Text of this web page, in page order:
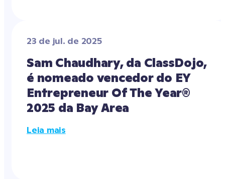
23 de jul. de 2025
Sam Chaudhary, da ClassDojo,
é nomeado vencedor do EY
Entrepreneur Of The Year®
2025 da Bay Area
Leia mais